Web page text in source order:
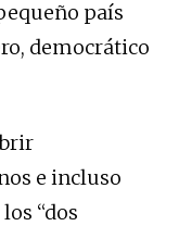
país
democrático
e incluso
“dos